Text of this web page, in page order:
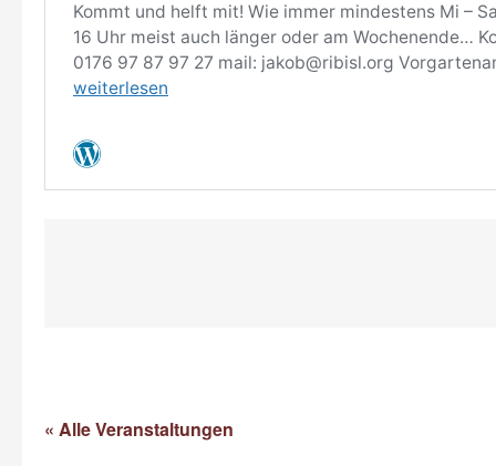
« Alle Veranstaltungen